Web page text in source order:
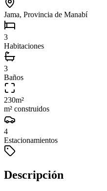
Jama, Provincia de Manabí
3
Habitaciones
3
Baños
230m²
m² construidos
4
Estacionamientos
Descripción